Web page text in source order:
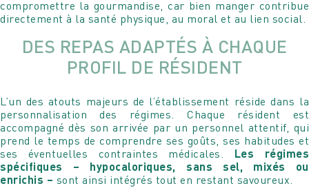
compromettre la gourmandise, car bien manger contribue
directement à la santé physique, au moral et au lien social.
DES REPAS ADAPTÉS À CHAQUE
PROFIL DE RÉSIDENT
L’un des atouts majeurs de l’établissement réside dans la
personnalisation des régimes. Chaque résident est
accompagné dès son arrivée par un personnel attentif, qui
prend le temps de comprendre ses goûts, ses habitudes et
ses éventuelles contraintes médicales. Les régimes
spécifiques – hypocaloriques, sans sel, mixés ou
enrichis – sont ainsi intégrés tout en restant savoureux.